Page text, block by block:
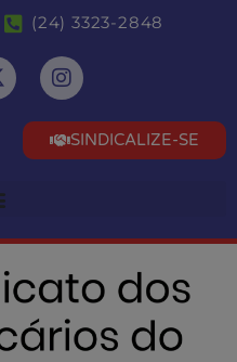
(24) 3323-2848
SINDICALIZE-SE